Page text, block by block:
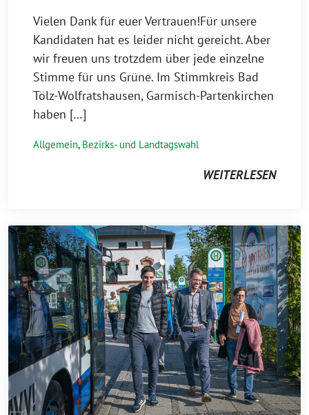
Vielen Dank für euer Vertrauen!Für unsere
Kandidaten hat es leider nicht gereicht. Aber
wir freuen uns trotzdem über jede einzelne
Stimme für uns Grüne. Im Stimmkreis Bad
Tölz-Wolfratshausen, Garmisch-Partenkirchen
haben […]
Allgemein, Bezirks- und Landtagswahl
WEITERLESEN